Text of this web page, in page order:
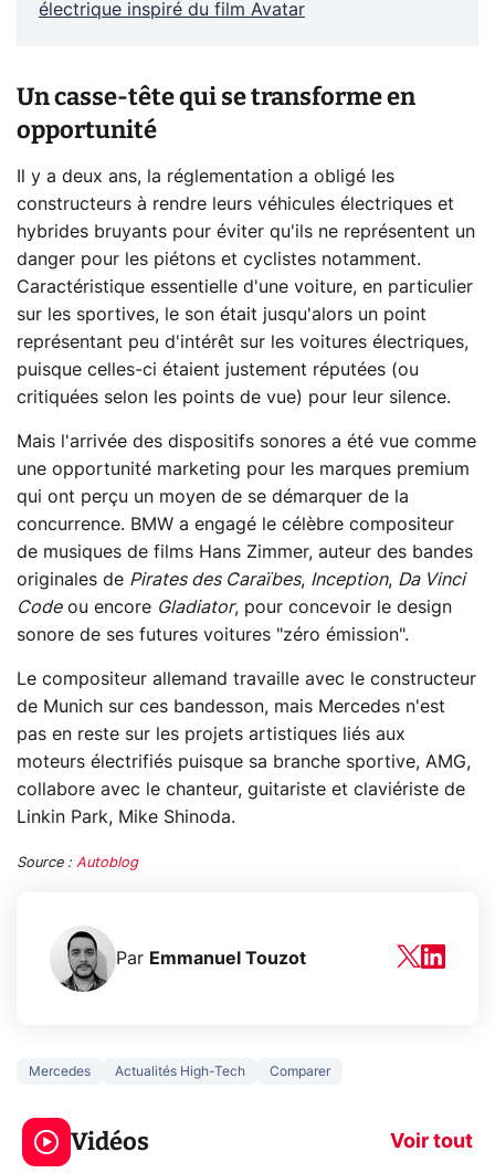
électrique inspiré du film Avatar
Un casse-tête qui se transforme en
opportunité
Il y a deux ans, la réglementation a obligé les
constructeurs à rendre leurs véhicules électriques et
hybrides bruyants pour éviter qu'ils ne représentent un
danger pour les piétons et cyclistes notamment.
Caractéristique essentielle d'une voiture, en particulier
sur les sportives, le son était jusqu'alors un point
représentant peu d'intérêt sur les voitures électriques,
puisque celles-ci étaient justement réputées (ou
critiquées selon les points de vue) pour leur silence.
Mais l'arrivée des dispositifs sonores a été vue comme
une opportunité marketing pour les marques premium
qui ont perçu un moyen de se démarquer de la
concurrence. BMW a engagé le célèbre compositeur
de musiques de films Hans Zimmer, auteur des bandes
originales de Pirates des Caraïbes, Inception, Da Vinci
Codeou encore Gladiator, pour concevoir le design
sonore de ses futures voitures "zéro émission".
Le compositeur allemand travaille avec le constructeur
de Munich sur ces bandesson, mais Mercedes n'est
pas en reste sur les projets artistiques liés aux
moteurs électrifiés puisque sa branche sportive, AMG,
collabore avec le chanteur, guitariste et claviériste de
Linkin Park, Mike Shinoda.
Source : Autoblog
Par Emmanuel Touzot
Mercedes Actualités High-Tech Comparer
Vidéos Voir tout
5 générations de
jeux dans la
prochaine Xbox !
navigation